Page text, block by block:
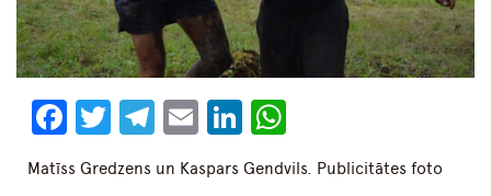
Facebook
Twitter
Telegram
EmailLinkedIn
Matīss Gredzens un Kaspars Gendvils. Publicitātes foto